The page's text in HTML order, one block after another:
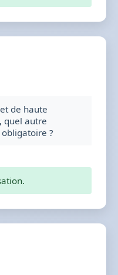
de haute
quel autre
?